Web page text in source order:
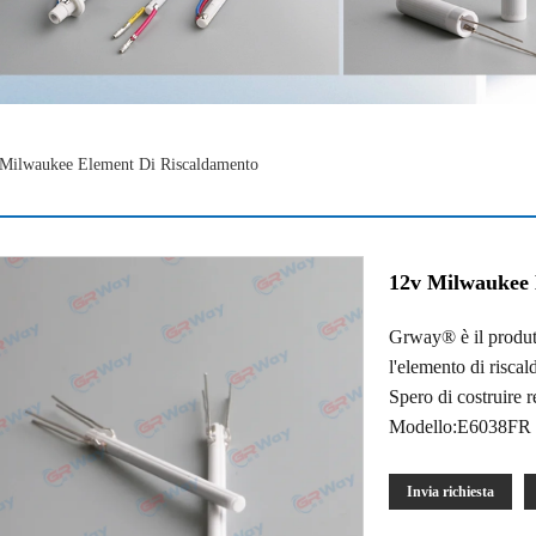
Element Di Riscaldamento
12v
Grway® è il
l'elemento di
Spero di costruire
Modello:E6038FR
Invia richiesta